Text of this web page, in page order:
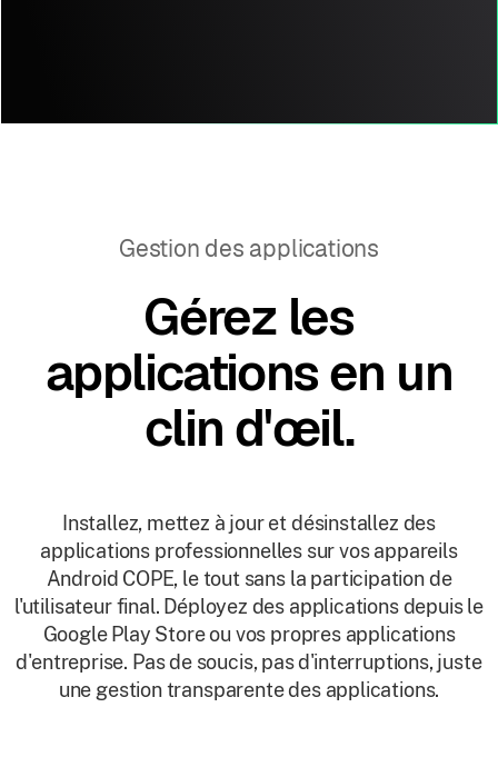
Gestion des applications
Gérez les
applications en un
clin d'œil.
Installez, mettez à jour et désinstallez des
applications professionnelles sur vos appareils
Android COPE, le tout sans la participation de
l'utilisateur final. Déployez des applications depuis le
Google Play Store ou vos propres applications
d'entreprise. Pas de soucis, pas d'interruptions, juste
une gestion transparente des applications.